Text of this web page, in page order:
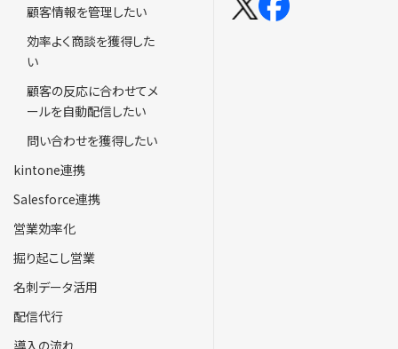
顧客情報を管理したい
効率よく商談を獲得した
い
顧客の反応に合わせてメ
ールを自動配信したい
問い合わせを獲得したい
kintone連携
Salesforce連携
営業効率化
掘り起こし営業
名刺データ活用
配信代行
導入の流れ